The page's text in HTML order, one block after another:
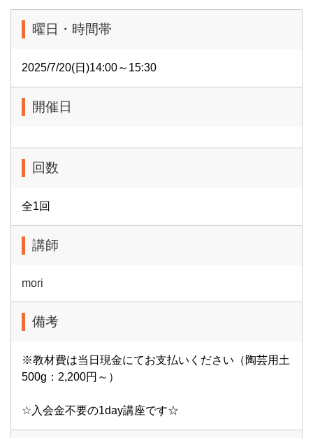
曜日・時間帯
2025/7/20(日)14:00～15:30
開催日
回数
全1回
講師
mori
備考
※教材費は当日現金にてお支払いください（陶芸用土
500g：2,200円～）
☆入会金不要の1day講座です☆